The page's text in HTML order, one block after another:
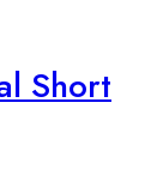
Short